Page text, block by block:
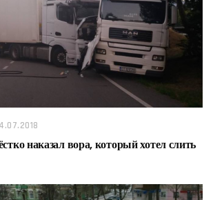
наказал вора, который хотел слить